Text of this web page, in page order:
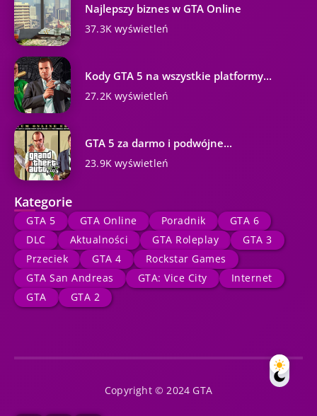
Najlepszy biznes w GTA Online
37.3K wyświetleń
Kody GTA 5 na wszystkie platformy...
27.2K wyświetleń
GTA 5 za darmo i podwójne...
23.9K wyświetleń
Kategorie
GTA 5 GTA Online Poradnik
GTA 6
DLC
Aktualności GTA Roleplay
GTA 3
Przeciek
GTA 4
Rockstar Games
GTA San Andreas
GTA: Vice City
Internet
GTA
GTA 2
Copyright © 2024 GTA